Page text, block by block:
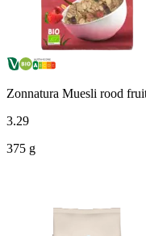
Zonnatura Muesli rood
3.29
375 g